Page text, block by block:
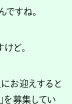
ですね。
ど。
お迎えすると
を募集してい